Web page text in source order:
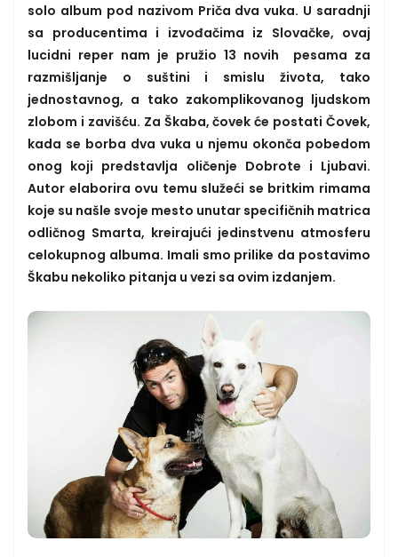
solo album pod nazivom Priča dva vuka. U saradnji
sa producentima i izvođačima iz Slovačke, ovaj
lucidni reper nam je pružio 13 novih pesama za
razmišljanje o suštini i smislu života, tako
jednostavnog, a tako zakomplikovanog ljudskom
zlobom i zavišću. Za Škaba, čovek će postati Čovek,
kada se borba dva vuka u njemu okonča pobedom
onog koji predstavlja oličenje Dobrote i Ljubavi.
Autor elaborira ovu temu služeći se britkim rimama
koje su našle svoje mesto unutar specifičnih matrica
odličnog Smarta, kreirajući jedinstvenu atmosferu
celokupnog albuma. Imali smo prilike da postavimo
Škabu nekoliko pitanja u vezi sa ovim izdanjem.